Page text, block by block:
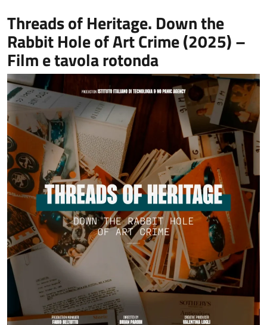
Threads of Heritage. Down the
Rabbit Hole of Art Crime (2025) –
Film e tavola rotonda